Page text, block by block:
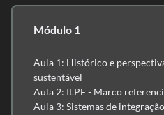
Módulo 1
Aula 1: Histórico e
sustentável
Aula 2: ILPF - Marco
Aula 3: Sistemas de